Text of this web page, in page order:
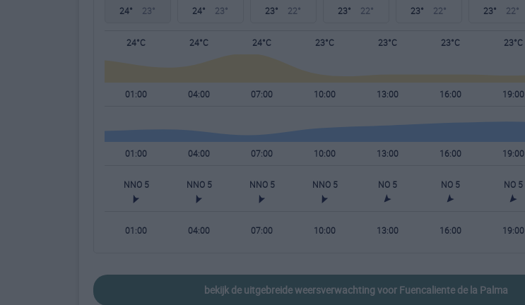
24° 23° 24° 23° 23° 22° 23° 22° 23° 22° 23° 22°
24°C 24°C 24°C 23°C 23°C 23°C 23°C
01:00 04:00 07:00 10:00 13:00 16:00 19:00
01:00 04:00 07:00 10:00 13:00 16:00 19:00
NNO 5 NNO 5 NNO 5 NNO 5 NO 5 NO 5 NO 5
01:00 04:00 07:00 10:00 13:00 16:00 19:00
bekijk de uitgebreide weersverwachting voor Fuencaliente de la Palma